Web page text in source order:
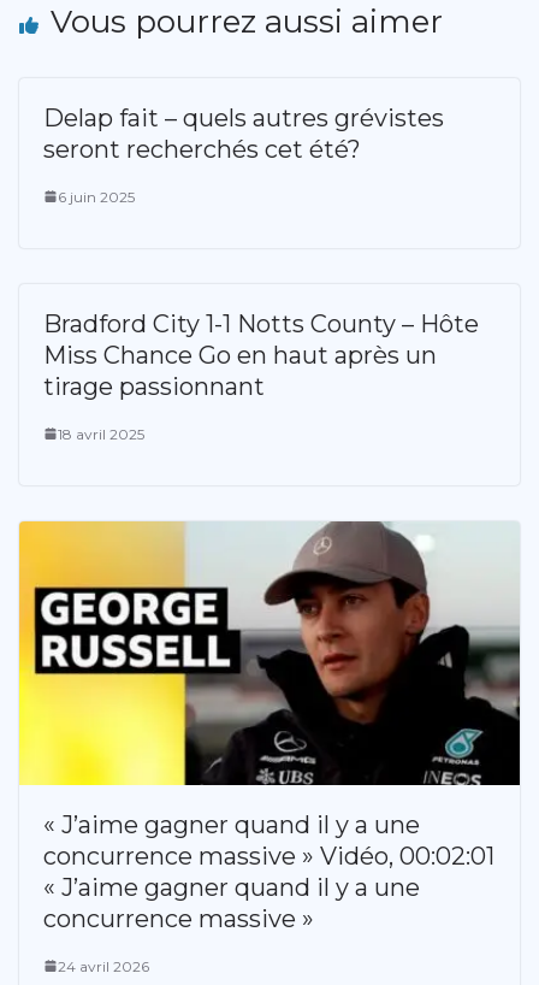
Vous pourrez aussi aimer
Delap fait – quels autres grévistes
seront recherchés cet été?
6 juin 2025
Bradford City 1-1 Notts County – Hôte
Miss Chance Go en haut après un
tirage passionnant
18 avril 2025
« J’aime gagner quand il y a une
concurrence massive » Vidéo, 00:02:01
« J’aime gagner quand il y a une
concurrence massive »
24 avril 2026